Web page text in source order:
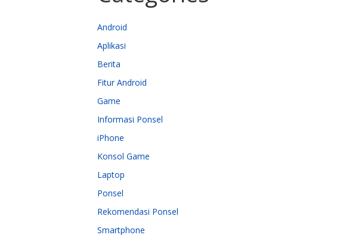
Android
Aplikasi
Berita
Fitur Android
Game
Informasi Ponsel
iPhone
Konsol Game
Laptop
Ponsel
Rekomendasi Ponsel
Smartphone